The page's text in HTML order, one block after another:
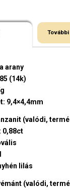
arany
(14k)
9,4×4,4mm
(valódi,
0,88ct
lilás
(valódi,